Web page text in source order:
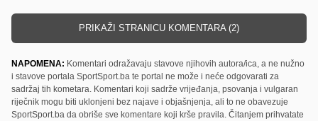
PRIKAŽI STRANICU KOMENTARA (2)
NAPOMENA: Komentari odražavaju stavove njihovih autora/ica, a ne nužno
i stavove portala SportSport.ba te portal ne može i neće odgovarati za
sadržaj tih kometara. Komentari koji sadrže vrijeđanja, psovanja i vulgaran
riječnik mogu biti uklonjeni bez najave i objašnjenja, ali to ne obavezuje
SportSport.ba da obriše sve komentare koji krše pravila. Čitanjem prihvatate